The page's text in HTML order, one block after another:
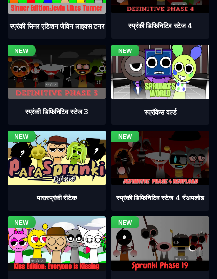
स्प्रंकी सिनर एडिशन जेविन लाइक्स टनर स्प्रंकी डिफिनिटिव स्टेज 4
स्प्रंकी डिफिनिटिव स्टेज 3 स्प्रंकिस वर्ल्ड
पारास्प्रंकी रीटेक स्प्रंकी डिफिनिटिव स्टेज 4 रीअपलोड